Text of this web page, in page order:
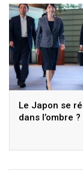
Le Japon se
dans l’ombre ?